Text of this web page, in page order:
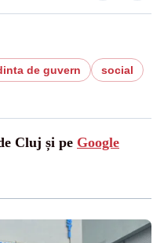
de guvern
social
Cluj și pe Google